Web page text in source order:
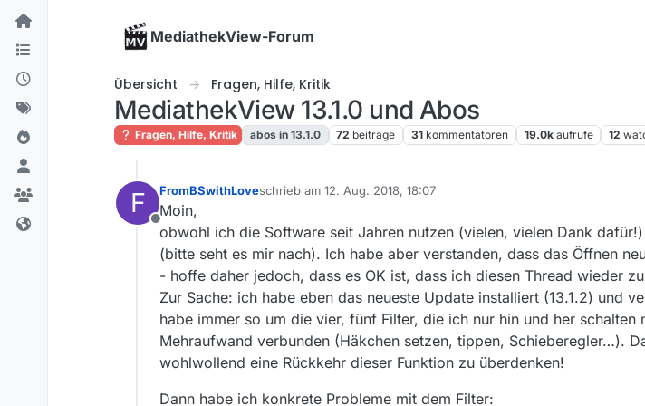
Skip to content
MediathekView-Forum
Übersicht Fragen, Hilfe, Kritik
MediathekView 13.1.0 und Abos
Fragen, Hilfe, Kritik abos in 13.1.0 72 beiträge 31 kommentatoren 19.0k aufrufe 12
F
Offline
FromBSwithLoveschrieb am 12. Aug. 2018, 18:07
zuletzt editiert von
Moin,
obwohl ich die Software seit Jahren nutzen (vielen, vielen Dank
(bitte seht es mir nach). Ich habe aber verstanden, dass das Öffnen
- hoffe daher jedoch, dass es OK ist, dass ich diesen Thread wieder
Zur Sache: ich habe eben das neueste Update installiert (13.1.2) und
habe immer so um die vier, fünf Filter, die ich nur hin und her schalten
Mehraufwand verbunden (Häkchen setzen, tippen, Schieberegler…).
wohlwollend eine Rückkehr dieser Funktion zu überdenken!
Dann habe ich konkrete Probleme mit dem Filter: